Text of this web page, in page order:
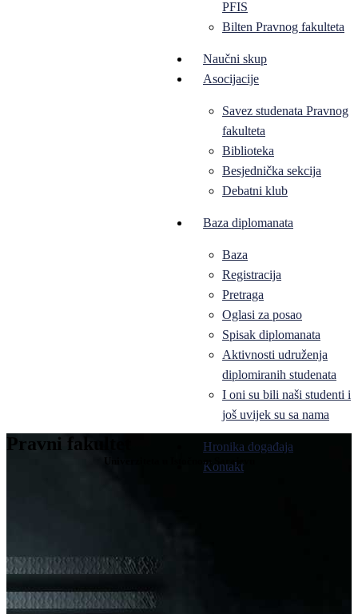
PFIS
Bilten Pravnog fakulteta
Naučni skup
Asocijacije
Savez studenata Pravnog
fakulteta
Biblioteka
Besjednička sekcija
Debatni klub
Baza diplomanata
Baza
Registracija
Pretraga
Oglasi za posao
Spisak diplomanata
Aktivnosti udruženja
diplomiranih studenata
I oni su bili naši studenti i
još uvijek su sa nama
Hronika događaja
Kontakt
Pravni fakultet
Univerziteta u Istočnom Sarajevu